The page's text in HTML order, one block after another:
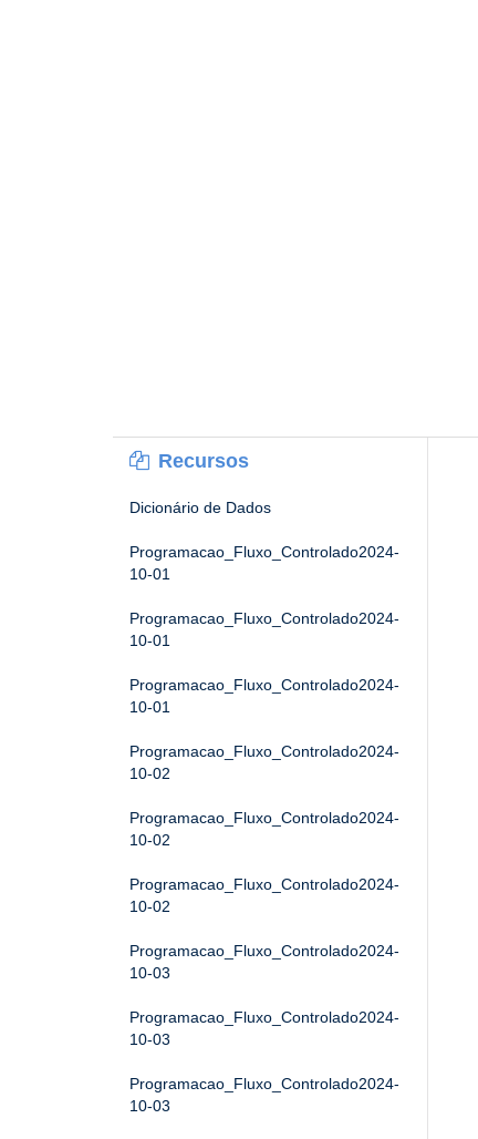
Recursos
Dicionário de Dados
Programacao_Fluxo_Controlado2024-
10-01
Programacao_Fluxo_Controlado2024-
10-01
Programacao_Fluxo_Controlado2024-
10-01
Programacao_Fluxo_Controlado2024-
10-02
Programacao_Fluxo_Controlado2024-
10-02
Programacao_Fluxo_Controlado2024-
10-02
Programacao_Fluxo_Controlado2024-
10-03
Programacao_Fluxo_Controlado2024-
10-03
Programacao_Fluxo_Controlado2024-
10-03